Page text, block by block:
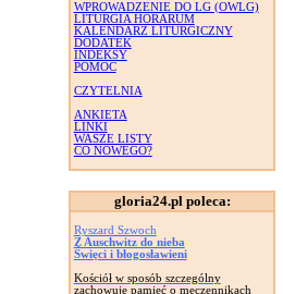
WPROWADZENIE DO LG (OWLG)
LITURGIA HORARUM
KALENDARZ LITURGICZNY
DODATEK
INDEKSY
POMOC
CZYTELNIA
ANKIETA
LINKI
WASZE LISTY
CO NOWEGO?
gloria24.pl poleca:
Ryszard Szwoch
Z Auschwitz do nieba
Święci i błogosławieni
Kościół w sposób szczególny
zachowuje pamięć o męczennikach